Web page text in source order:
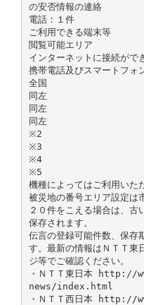
の安否情報の連絡
電話：１件
ご利用できる端末等
閲覧可能エリア
インターネットに接続がで
携帯電話及びスマートフォ
全国
同左
同左
同左
※2
※3
※4
※5
機種によってはご利用いた
被災地の番号エリア設定は
２０件をこえる場合は、古
保存されます。
伝言の登録可能件数、保存
す。最新の情報はＮＴＴ東
ジ等でご確認ください。
・ＮＴＴ東日本
news/index.html
・ＮＴＴ西日本